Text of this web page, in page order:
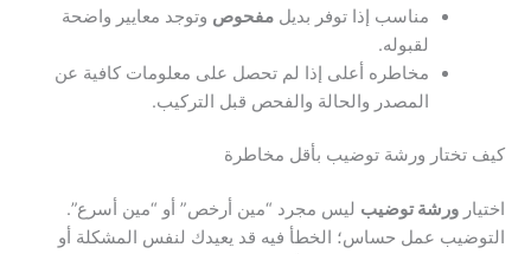
مناسب إذا توفر بديلمفحوص وتوجد معايير واضحة
لقبوله.
مخاطره أعلى إذا لم تحصل على معلومات كافية عن
المصدر والحالة والفحص قبل التركيب.
كيف تختار ورشة توضيب بأقل مخاطرة
اختيارورشة توضيب ليس مجرد “مين أرخص” أو “مين أسرع”.
التوضيب عمل حساس؛ الخطأ فيه قد يعيدك لنفس المشكلة أو